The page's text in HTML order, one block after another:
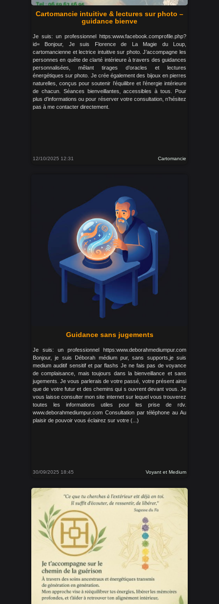
Cartomancie intuitive & lectures sur photo –
guidance bienve
Je suis: un professionnel https:www.facebook.comprofile.php?
id= Bonjour, Je suis Florence de La Magie du Loup,
cartomancienne et lectrice intuitive sur photo. J’accompagne les
personnes en quête de clarté intérieure à travers des guidances
personnalisées, mêlant tirages d’oracles et lectures
énergétiques sur photo. Je crée également des bijoux en pierres
naturelles, conçus pour soutenir l’équilibre et l’énergie intérieure
de chacun. Séances bienveillantes, accessibles à tous. Pour
plus d’informations ou pour réserver votre consultation, n’hésitez
pas à me contacter directement.
12/10/2025 12:31 Cartomancie
Guidance sans jugements
Je suis: un professionnel https:www.deborahmediumpur.com
Bonjour, je suis Déborah médium pur, sans supports,je suis
medium auditif sensitif et par flashs Je ne fais pas de voyance
de complaisance, mais toujours dans la bienveillance et sans
jugements. Je vous parlerais de votre passé, votre présent ainsi
que de votre futur et des chemins qui s ouvrent devant vous. Je
vous laisse consulter mon site internet sur lequel vous trouverez
toutes les informations utiles pour les prise de rdv.
www.deborahmediumpur.com Consultation par téléphone au Au
plaisir de pouvoir vous éclairez sur votre (...)
30/09/2025 18:45 Voyant et Medium